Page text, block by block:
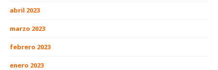
abril 2023
marzo 2023
febrero 2023
enero 2023